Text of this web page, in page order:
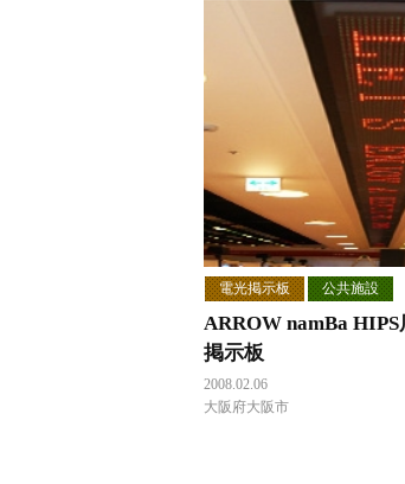
電光掲示板 公共施設
ARROW namBa
掲示板
2008.02.06
大阪府大阪市